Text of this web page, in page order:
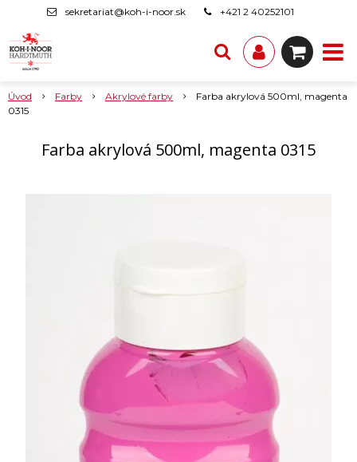
sekretariat@koh-i-noor.sk +421 2 40252101
Úvod Farby Akrylové farby
Farba akrylová 500ml, magenta
0315
Farba akrylová 500ml, magenta 0315